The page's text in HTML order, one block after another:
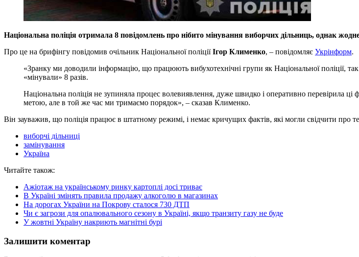
Національна поліція отримала 8 повідомлень про нібито мінування виборчих дільниць, однак
Про це на брифінгу повідомив очільник Національної поліціїІгор Клименко, – повідомляє Укрінформ.
«Зранку ми доводили інформацію, що працюють вибухотехнічні групи як Національної поліції,
«мінували» 8 разів.
Національна поліція не зупиняла процес волевиявлення, дуже швидко і оперативно перевірила
метою, але в той же час ми тримаємо порядок», – сказав Клименко.
Він зауважив, що поліція працює в штатному режимі, і немає кричущих фактів, які могли свідчити про
виборчі дільниці
замінування
Україна
Читайте також:
Ажіотаж на українському ринку картоплі досі триває
В Україні змінять правила продажу алкоголю в магазинах
На дорогах України на Покрову сталося 730 ДТП
Чи є загрози для опалювального сезону в Україні, якщо транзиту газу не буде
У жовтні Україну накриють магнітні бурі
Залишити коментар